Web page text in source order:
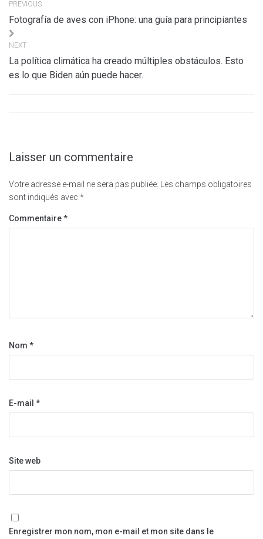
de
l’article
PREVIOUS
Fotografía de aves con iPhone: una guía para principiantes
NEXT
La política climática ha creado múltiples obstáculos. Esto
es lo que Biden aún puede hacer.
Laisser un commentaire
Votre adresse e-mail ne sera pas publiée.
Les champs obligatoires
sont indiqués avec *
Commentaire*
Nom *
E-mail *
Site web
Enregistrer mon nom, mon e-mail et mon site dans le